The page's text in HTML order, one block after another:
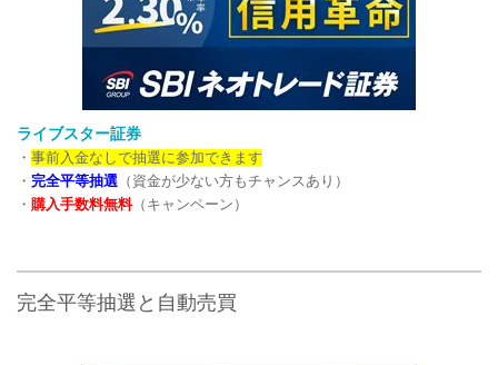
ライブスター証券
・ 事前入金なしで抽選に参加できます
・ 完全平等抽選 （資金が少ない方もチャンスあり）
・ 購入手数料無料（キャンペーン）
完全平等抽選と自動売買